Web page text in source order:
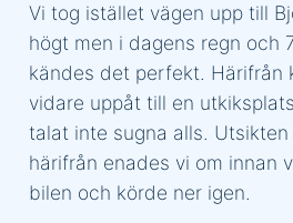
Vi tog istället vägen upp till
högt men i dagens regn och
kändes det perfekt. Härifrån
vidare uppåt till en
talat inte sugna alls.
härifrån enades vi om innan
bilen och körde ner igen.